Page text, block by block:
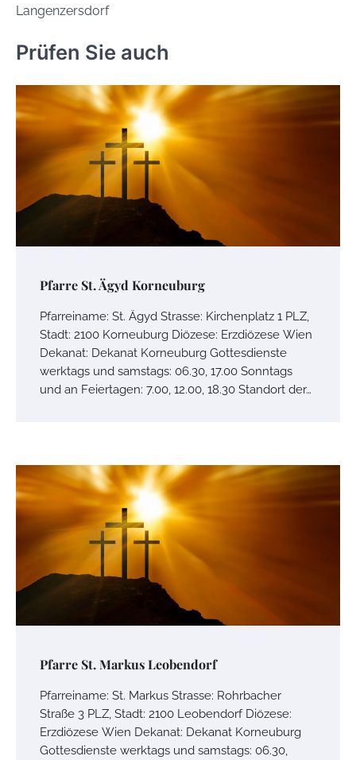
Langenzersdorf
Prüfen Sie auch
Pfarre St. Ägyd Korneuburg
Pfarreiname: St. Ägyd Strasse: Kirchenplatz 1 PLZ,
Stadt: 2100 Korneuburg Diözese: Erzdiözese Wien
Dekanat: Dekanat Korneuburg Gottesdienste
werktags und samstags: 06.30, 17.00 Sonntags
und an Feiertagen: 7.00, 12.00, 18.30 Standort der…
Pfarre St. Markus Leobendorf
Pfarreiname: St. Markus Strasse: Rohrbacher
Straße 3 PLZ, Stadt: 2100 Leobendorf Diözese:
Erzdiözese Wien Dekanat: Dekanat Korneuburg
Gottesdienste werktags und samstags: 06.30,